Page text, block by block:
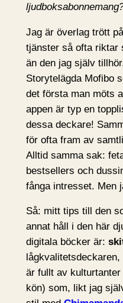
Jag är överlag trött
tjänster så ofta riktar
än den jag själv
Storytelägda Mofibo
det första man möts
appen är typ en
dessa deckare!
för ofta fram av
Alltid samma sak:
bestsellers och
fånga intresset. Men
Så: mitt tips till den
annat håll i den här
digitala böcker är:
lågkvalitetsdeckaren,
är fullt av
kön) som, likt jag